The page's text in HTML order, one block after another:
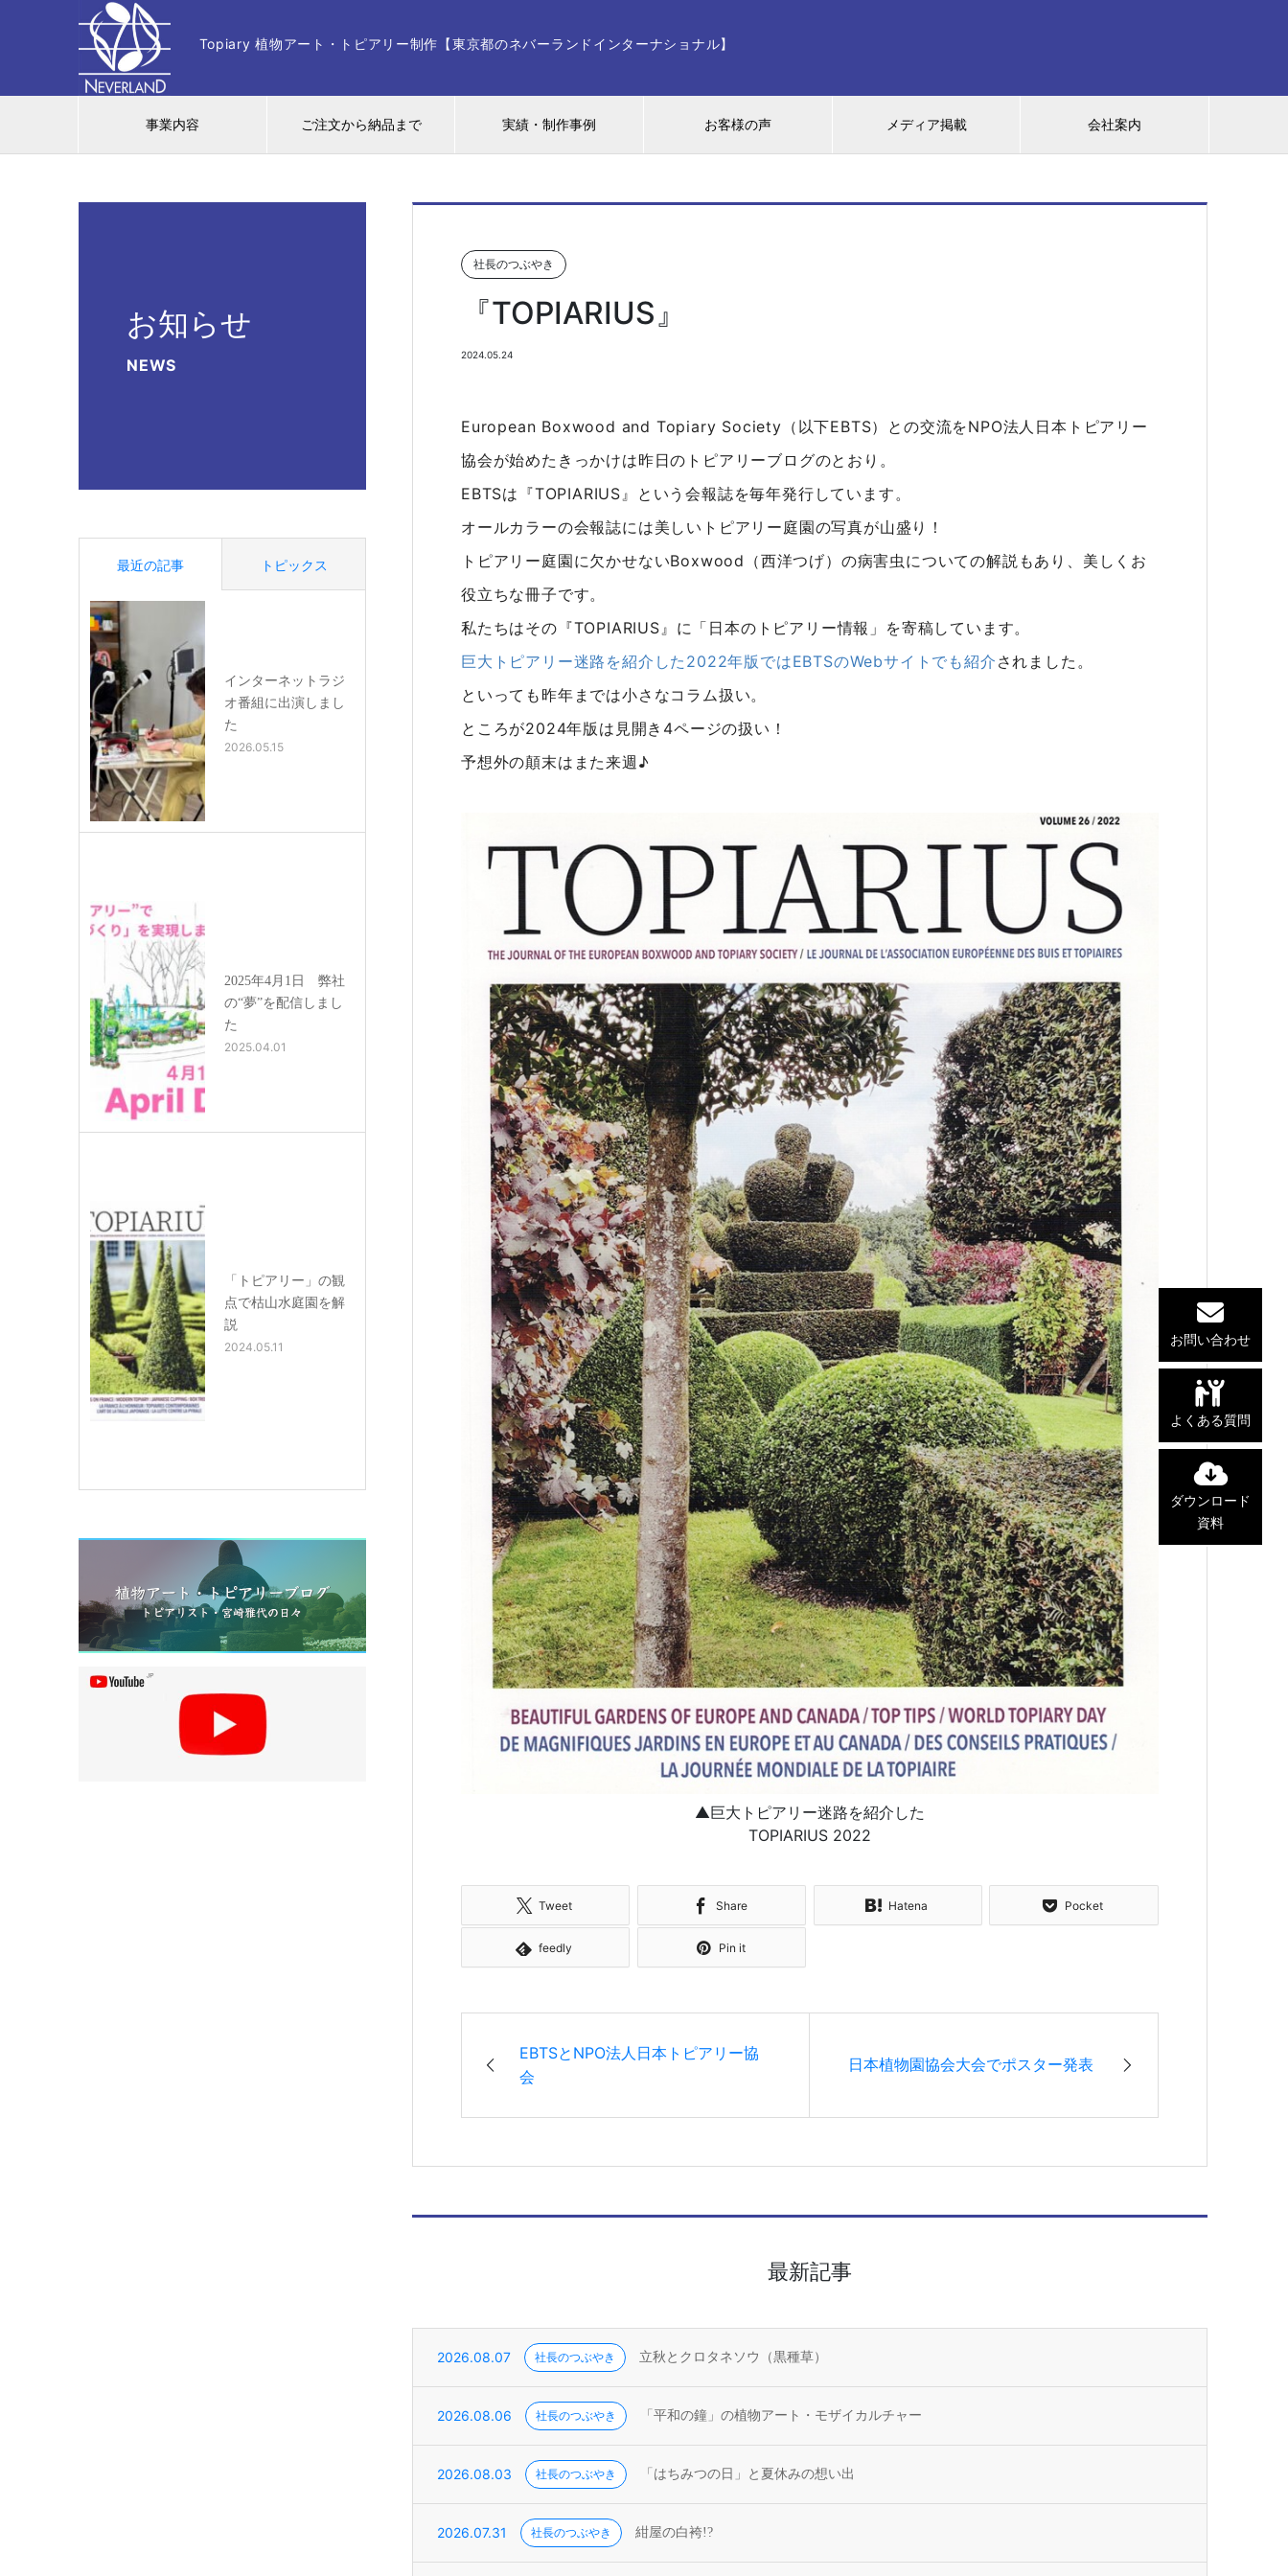
Topiary 植物アート・トピアリー制作【東京都のネバーランドインターナショナル】
事業内容 ご注文から納品まで 実績・制作事例 お客様の声 メディア掲載 会社案内
お知らせ
NEWS
社長のつぶやき
『TOPIARIUS』
2024.05.24
European Boxwood and Topiary Society（以下EBTS）との交流をNPO法人日本トピアリー
協会が始めたきっかけは昨日のトピアリーブログのとおり。
EBTSは『TOPIARIUS』という会報誌を毎年発行しています。
オールカラーの会報誌には美しいトピアリー庭園の写真が山盛り！
トピアリー庭園に欠かせないBoxwood（西洋つげ）の病害虫についての解説もあり、美しくお
役立ちな冊子です。
私たちはその『TOPIARIUS』に「日本のトピアリー情報」を寄稿しています。
巨大トピアリー迷路を紹介した2022年版ではEBTSのWebサイトでも紹介 されました。
といっても昨年までは小さなコラム扱い。
ところが2024年版は見開き4ページの扱い！
予想外の顛末はまた来週♪
▲巨大トピアリー迷路を紹介した
TOPIARIUS 2022
Tweet Share Hatena Pocket
feedly Pin it
EBTSとNPO法人日本トピアリー協
会
日本植物園協会大会でポスター発表
最新記事
2026.08.07 社長のつぶやき 立秋とクロタネソウ（黒種草）
2026.08.06 社長のつぶやき 「平和の鐘」の植物アート・モザイカルチャー
2026.08.03 社長のつぶやき 「はちみつの日」と夏休みの想い出
2026.07.31 社長のつぶやき 紺屋の白袴!?
最近の記事 トピックス
インターネットラジ
オ番組に出演しまし
た
2026.05.15
2025年4月1日 弊社
の“夢”を配信しまし
た
2025.04.01
「トピアリー」の観
点で枯山水庭園を解
説
2024.05.11
お問い合わせ
よくある質問
ダウンロード
資料